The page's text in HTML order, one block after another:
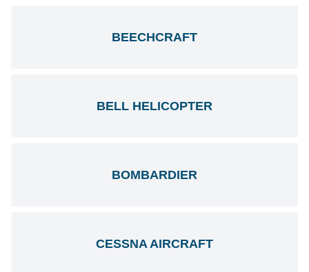
BEECHCRAFT
BELL HELICOPTER
BOMBARDIER
CESSNA AIRCRAFT